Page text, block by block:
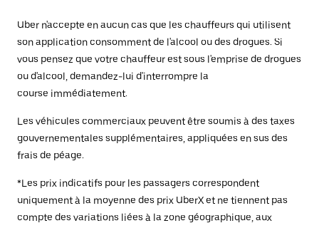
Uber n'accepte en aucun cas que les chauffeurs qui utilisent
son application consomment de l'alcool ou des drogues. Si
vous pensez que votre chauffeur est sous l'emprise de drogues
ou d'alcool, demandez-lui d'interrompre la
course immédiatement.
Les véhicules commerciaux peuvent être soumis à des taxes
gouvernementales supplémentaires, appliquées en sus des
frais de péage.
*Les prix indicatifs pour les passagers correspondent
uniquement à la moyenne des prix UberX et ne tiennent pas
compte des variations liées à la zone géographique, aux